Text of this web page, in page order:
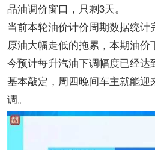
品油调价窗口，只剩3天。
当前本轮油价计价周期数据统
原油大幅走低的拖累，本期油
今预计每升汽油下调幅度已经达
基本敲定，周四晚间车主就能
调。